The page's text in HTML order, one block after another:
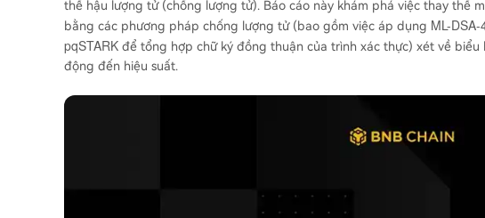
thế hậu lượng tử (chống lượng tử). Báo cáo này khám phá việc thay thế
bằng các phương pháp chống lượng tử (bao gồm việc áp dụng ML-DSA-
pqSTARK để tổng hợp chữ ký đồng thuận của trình xác thực) xét về
động đến hiệu suất.